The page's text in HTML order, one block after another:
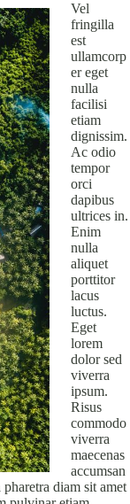
Vel
fringilla
est
ullamcorp
er eget
nulla
facilisi
etiam
dignissim.
Ac odio
tempor
orci
dapibus
ultrices in.
Enim
nulla
aliquet
porttitor
lacus
luctus.
Eget
lorem
dolor sed
viverra
ipsum.
Risus
commodo
viverra
maecenas
accumsan
diam sit amet